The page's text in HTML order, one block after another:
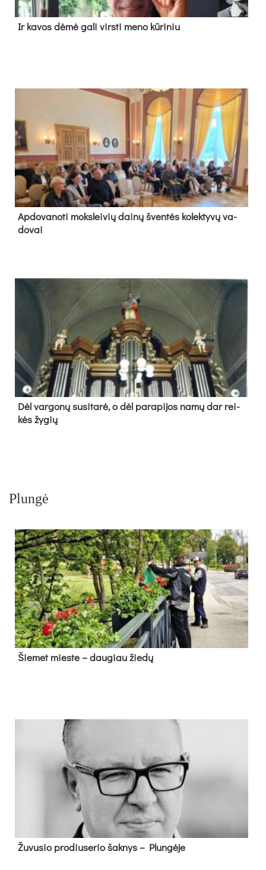
Ir ka­vos dė­mė ga­li virs­ti me­no kū­ri­niu
Ap­do­va­no­ti moks­lei­vių dai­nų šven­tės ko­lek­ty­vų va­
do­vai
Dėl var­go­nų su­si­ta­rė, o dėl pa­ra­pi­jos na­mų dar rei­
kės žy­gių
Plungė
Šie­met mies­te – dau­giau žie­dų
Žu­vu­sio pro­diu­se­rio šak­nys – Plun­gė­je